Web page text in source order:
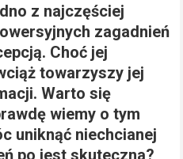
z najczęściej
zagadnień
Choć jej
towarzyszy jej
Warto się
wiemy o tym
uniknąć niechcianej
po jest skuteczna?